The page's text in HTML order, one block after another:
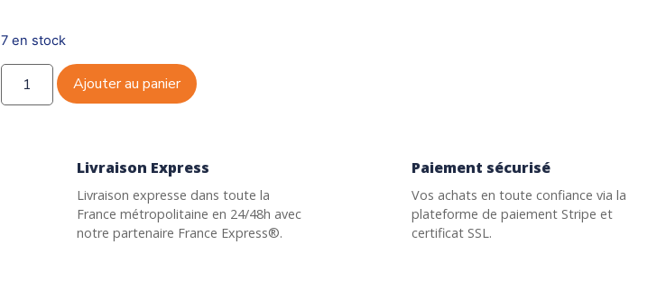
7 en stock
Ajouter au panier
Livraison Express
Livraison expresse dans toute la
France métropolitaine en 24/48h avec
notre partenaire France Express®.
Paiement sécurisé
Vos achats en toute confiance via la
plateforme de paiement Stripe et
certificat SSL.